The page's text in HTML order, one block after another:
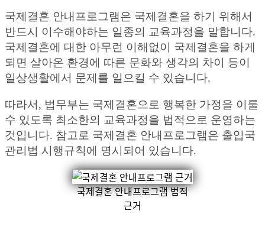
국제결혼 안내프로그램은 국제결혼을 하기 위해서
반드시 이수해야하는 일종의 교육과정을 말합니다.
국제결혼에 대한 아무런 이해없이 국제결혼을 하게
되면 살아온 환경에 따른 문화와 생각의 차이 등이
일상생활에서 문제를 일으킬 수 있습니다.
따라서, 법무부는 국제결혼으로 행복한 가정을 이룰
수 있도록 최소한의 교육과정을 법적으로 운영하는
것입니다. 참고로 국제결혼 안내프로그램은 출입국
관리법 시행규칙에 명시되어 있습니다.
국제결혼 안내프로그램 법적
근거